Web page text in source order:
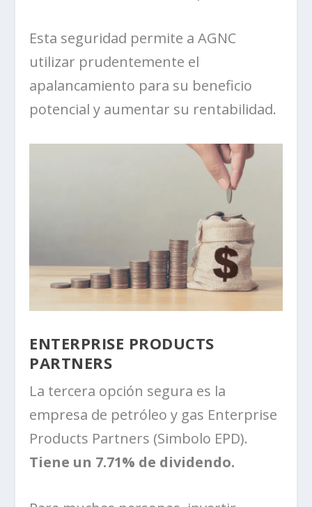
Esta seguridad permite a AGNC
utilizar prudentemente el
apalancamiento para su beneficio
potencial y aumentar su rentabilidad.
ENTERPRISE PRODUCTS
PARTNERS
La tercera opción segura es la
empresa de petróleo y gas Enterprise
Products Partners (Simbolo EPD).
Tiene un 7.71% de dividendo.